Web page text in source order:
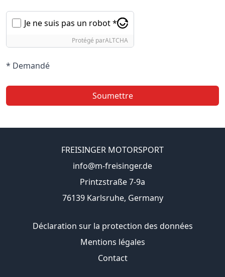
Je ne suis pas un robot *
Protégé parALTCHA
* Demandé
Soumettre
FREISINGER MOTORSPORT
info@m-freisinger.de
Printzstraße 7-9a
76139 Karlsruhe, Germany
Déclaration sur la protection des données
Mentions légales
Contact